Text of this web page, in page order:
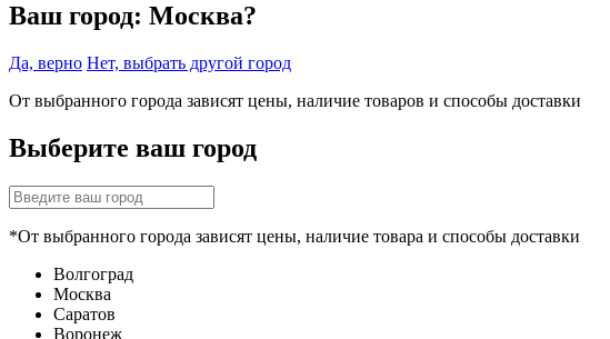
Ваш город: Москва?
Да, верно Нет, выбрать другой город
От выбранного города зависят цены, наличие товаров и способы доставки
Выберите ваш город
*От выбранного города зависят цены, наличие товара и способы доставки
Волгоград
Москва
Саратов
Воронеж